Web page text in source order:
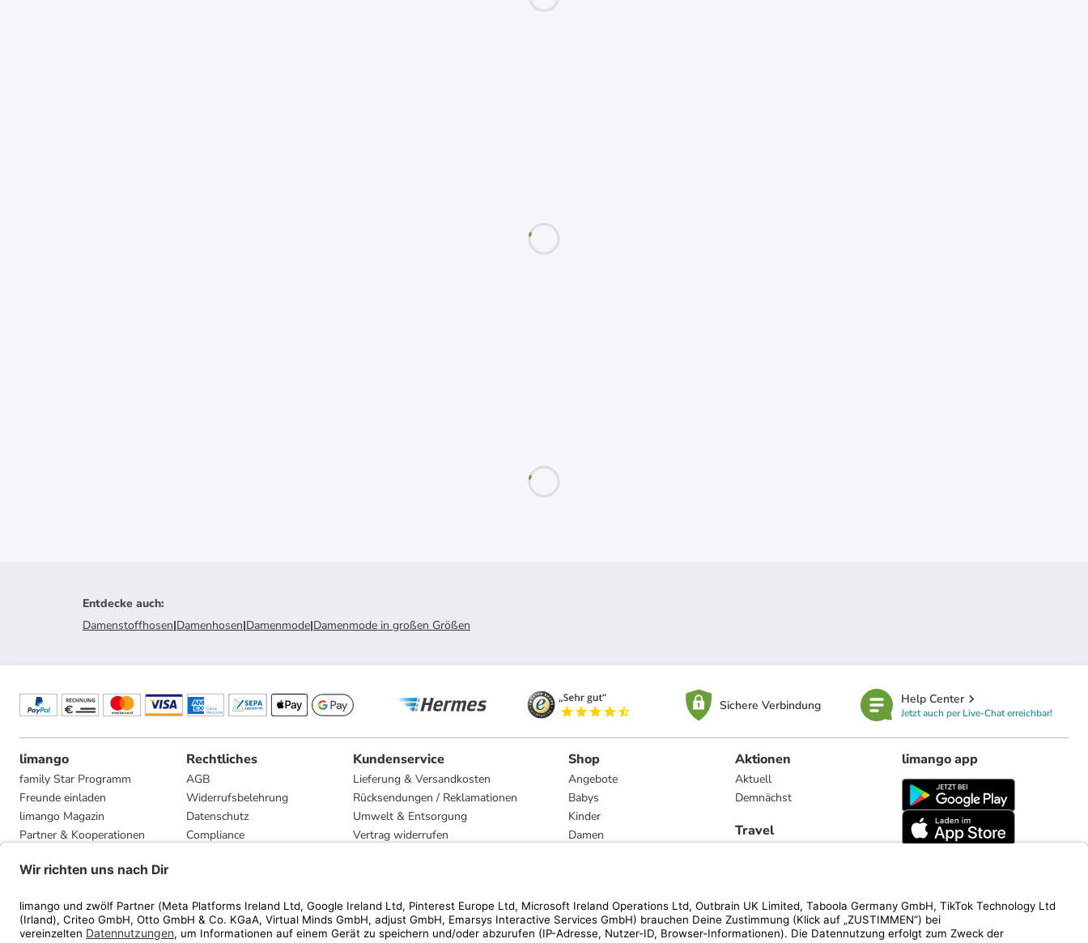
Entdecke auch:
Damenstoffhosen|Damenhosen|Damenmode|Damenmode in großen Größen
Sichere Verbindung Help Center
Jetzt auch per Live-Chat erreichbar!
limango
family Star Programm
Freunde einladen
limango Magazin
Partner & Kooperationen
Presse
Rechtliches
AGB
Widerrufsbelehrung
Datenschutz
Compliance
Kundenservice
Lieferung & Versandkosten
Rücksendungen / Reklamationen
Umwelt & Entsorgung
Vertrag widerrufen
Shop
Angebote
Babys
Kinder
Damen
Marken
Aktionen
Aktuell
Demnächst
Travel
limango app